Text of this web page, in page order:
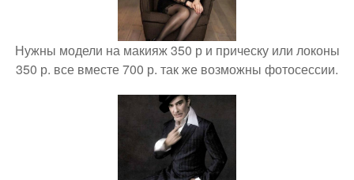
Нужны модели на макияж 350 р и прическу или локоны
350 р. все вместе 700 р. так же возможны фотосессии.